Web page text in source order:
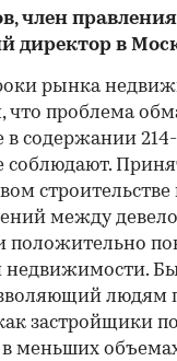
член
директор в
рынка
что проблема
содержании
соблюдают.
между
положительно
людям
застройщики
меньших